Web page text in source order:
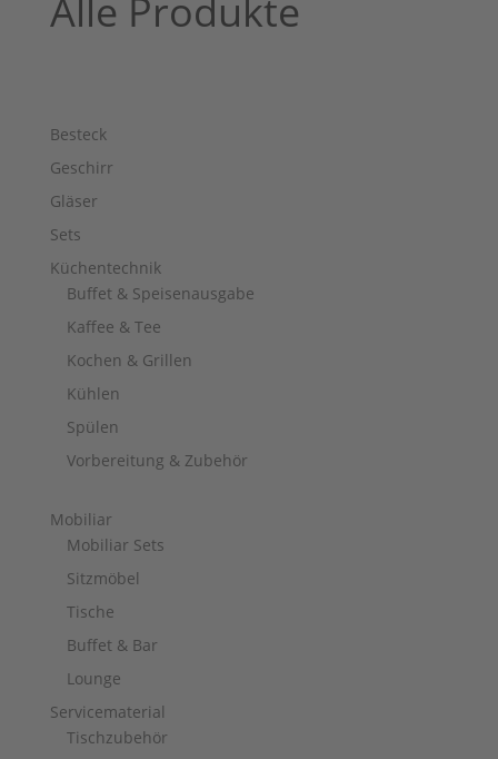
Alle Produkte
Besteck
Geschirr
Gläser
Sets
Küchentechnik
Buffet & Speisenausgabe
Kaffee & Tee
Kochen & Grillen
Kühlen
Spülen
Vorbereitung & Zubehör
Mobiliar
Mobiliar Sets
Sitzmöbel
Tische
Buffet & Bar
Lounge
Servicematerial
Tischzubehör